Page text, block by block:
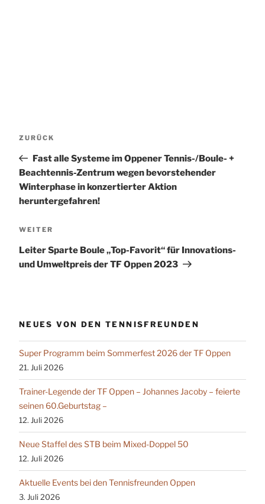
Vorheriger
ZURÜCK
Fast alle Systeme im Oppener Tennis-/Boule- +
Beachtennis-Zentrum wegen bevorstehender
Winterphase in konzertierter Aktion
heruntergefahren!
Nächster
WEITER
Leiter Sparte Boule „Top-Favorit“ für Innovations-
und Umweltpreis der TF Oppen 2023
NEUES VON DEN TENNISFREUNDEN
Super Programm beim Sommerfest 2026 der TF Oppen
21. Juli 2026
Trainer-Legende der TF Oppen – Johannes Jacoby – feierte
seinen 60.Geburtstag –
12. Juli 2026
Neue Staffel des STB beim Mixed-Doppel 50
12. Juli 2026
Aktuelle Events bei den Tennisfreunden Oppen
3. Juli 2026